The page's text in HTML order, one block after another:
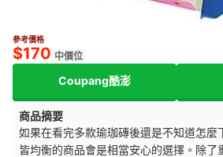
參考價格
$170 中價位
Coupang酷澎
商品摘要
如果在看完多款瑜珈磚後還是不知道怎麼
皆均衡的商品會是相當安心的選擇。除了